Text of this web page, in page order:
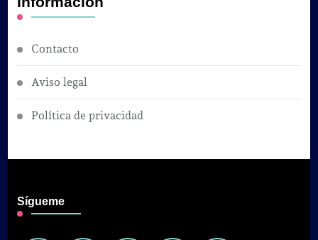
Contacto
Aviso legal
Política de privacidad
Sígueme